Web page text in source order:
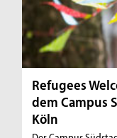
Refugees
dem Campus
Köln